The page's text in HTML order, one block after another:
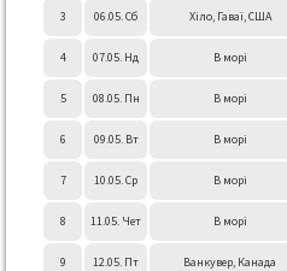
3 06.05. Сб Хіло, Гаваї, США
4 07.05. Нд В морі
5 08.05. Пн В морі
6 09.05. Вт В морі
7 10.05. Ср В морі
8 11.05. Чет В морі
9 12.05. Пт Ванкувер, Канада